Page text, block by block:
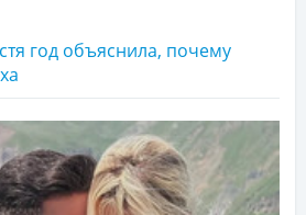
год объяснила, почему